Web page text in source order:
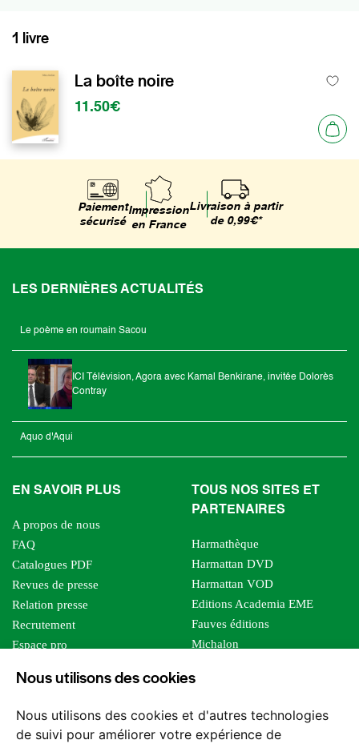
Nous utilisons des cookies
Nous utilisons des cookies et d'autres technologies
de suivi pour améliorer votre expérience de
1 livre
La boîte noire
11.50€
Paiement
sécurisé
Impression
en France
Livraison à partir
de 0,99€*
LES DERNIÈRES ACTUALITÉS
Le poème en roumain Sacou
ICI Télévision, Agora avec Kamal Benkirane, invitée Dolorès
Contray
Aquo d'Aqui
EN SAVOIR PLUS
A propos de nous
FAQ
Catalogues PDF
Revues de presse
Relation presse
Recrutement
Espace pro
Foreign rights
TOUS NOS SITES ET
PARTENAIRES
Harmathèque
Harmattan DVD
Harmattan VOD
Editions Academia EME
Fauves éditions
Michalon
Editions Sutton
Les impliqués